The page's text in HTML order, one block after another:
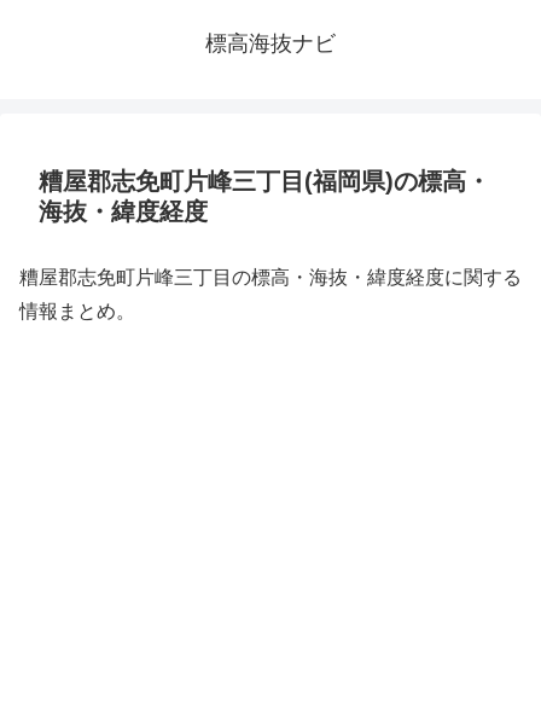
標高海抜ナビ
糟屋郡志免町片峰三丁目(福岡県)の標高・
海抜・緯度経度
糟屋郡志免町片峰三丁目の標高・海抜・緯度経度に関する
情報まとめ。